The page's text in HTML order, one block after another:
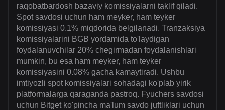
raqobatbardosh bazaviy komissiyalarni taklif qiladi.
Spot savdosi uchun ham meyker, ham teyker
komissiyasi 0.1% miqdorida belgilanadi. Tranzaksiya
komissiyalarini BGB yordamida to'laydigan
foydalanuvchilar 20% chegirmadan foydalanishlari
mumkin, bu esa ham meyker, ham teyker
komissiyasini 0.08% gacha kamaytiradi. Ushbu
imtiyozli spot komissiyalari sohadagi ko'plab yirik
platformalarga qaraganda pastroq. Fyuchers savdosi
uchun Bitget ko'pincha ma'lum savdo juftliklari uchun